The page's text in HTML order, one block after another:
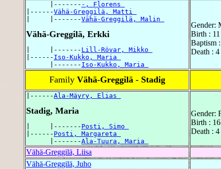
      |-------
-, Florens
|------Vähä-Greggilä, Matti
|     |-------Vähä-Greggilä, Malin
Vähä-Greggilä, Erkki
|     |------- Lill-Rövar, Mikko
|------ Iso-Kukko, Maria
      |-------
Iso-Kukko, Maria
Gender:
Birth :
Baptism
Death :
Family Vähä-Greggilä - Stadig
|------Ala-Mäyry, Elias
Stadig, Maria
|     |------- Posti, Simo
|------ Posti, Margareta
      |-------
Ala-Tuura, Maria
Gender:
Birth :
Death :
Vähä-Greggilä, Liisa
Vähä-Greggilä, Juho